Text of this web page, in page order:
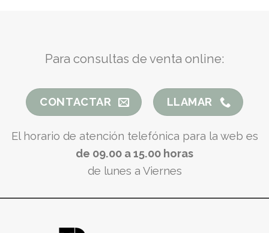
Para consultas de venta online:
CONTACTAR LLAMAR
El horario de atención telefónica para la web es
de 09.00 a 15.00 horas
de lunes a Viernes